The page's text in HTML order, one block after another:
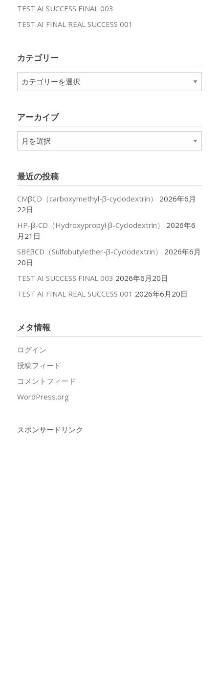
TEST AI SUCCESS FINAL 003
TEST AI FINAL REAL SUCCESS 001
カテゴリー
テ
ー
アーカイブ
ア
ー
ブ
最近の投稿
CMβCD（carboxymethyl-β-cyclodextrin）
2026年6月
22日
HP-β-CD（Hydroxypropyl β-Cyclodextrin）
2026年6
月21日
SBEβCD（Sulfobutylether-β-Cyclodextrin）
2026年6月
20日
TEST AI SUCCESS FINAL 003 2026年6月20日
TEST AI FINAL REAL SUCCESS 001 2026年6月20日
メタ情報
ログイン
投稿フィード
コメントフィード
WordPress.org
スポンサードリンク